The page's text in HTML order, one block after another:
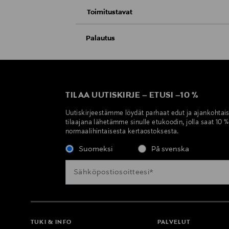
Toimitustavat
Toimitus automaattiin tai noutopisteeseen
Pikatoimitus Wolt
Palautus
LUE TARKEMMAT PALAUTUSOHJEET
TILAA UUTISKIRJE – ETUSI –10 %
Uutiskirjeestämme löydät parhaat edut ja
tilaajana lähetämme sinulle etukoodin, jolla saat 10
normaalihintaisesta kertaostoksesta.
Suomeksi På svenska
TUKI & INFO PALVELUT